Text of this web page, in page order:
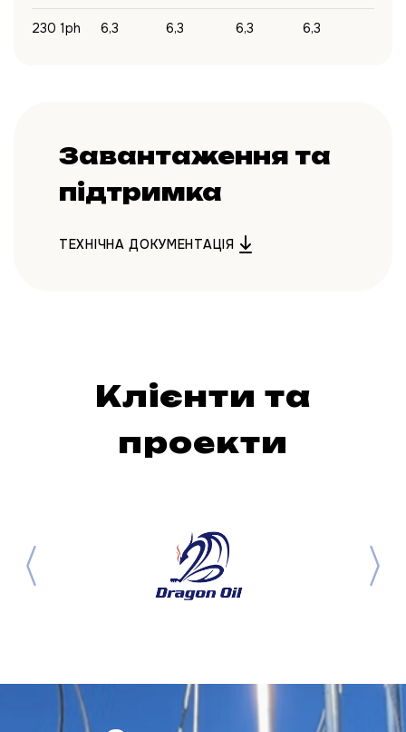
230 1ph 6,3 6,3 6,3 6,3
Завантаження та
підтримка
ТЕХНІЧНА ДОКУМЕНТАЦІЯ
Клієнти та
проекти